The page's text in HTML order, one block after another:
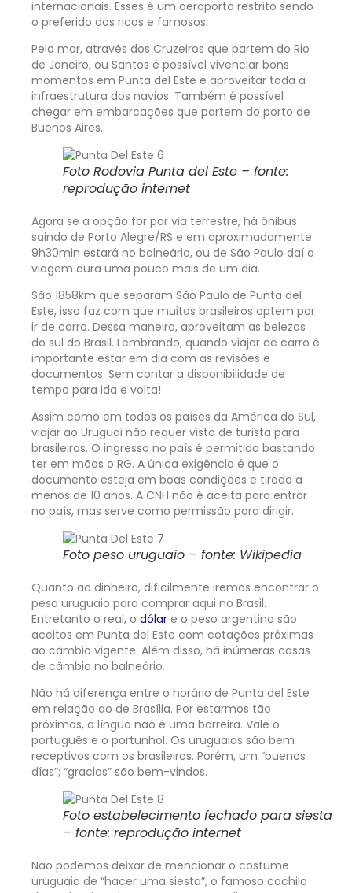
internacionais. Esses é um aeroporto restrito sendo
o preferido dos ricos e famosos.
Pelo mar, através dos Cruzeiros que partem do Rio
de Janeiro, ou Santos é possível vivenciar bons
momentos em Punta del Este e aproveitar toda a
infraestrutura dos navios. Também é possível
chegar em embarcações que partem do porto de
Buenos Aires.
Foto Rodovia Punta del Este – fonte:
reprodução internet
Agora se a opção for por via terrestre, há ônibus
saindo de Porto Alegre/RS e em aproximadamente
9h30min estará no balneário, ou de São Paulo daí a
viagem dura uma pouco mais de um dia.
São 1858km que separam São Paulo de Punta del
Este, isso faz com que muitos brasileiros optem por
ir de carro. Dessa maneira, aproveitam as belezas
do sul do Brasil. Lembrando, quando viajar de carro é
importante estar em dia com as revisões e
documentos. Sem contar a disponibilidade de
tempo para ida e volta!
Assim como em todos os países da América do Sul,
viajar ao Uruguai não requer visto de turista para
brasileiros. O ingresso no país é permitido bastando
ter em mãos o RG. A única exigência é que o
documento esteja em boas condições e tirado a
menos de 10 anos. A CNH não é aceita para entrar
no país, mas serve como permissão para dirigir.
Foto peso uruguaio – fonte: Wikipedia
Quanto ao dinheiro, dificilmente iremos encontrar o
peso uruguaio para comprar aqui no Brasil.
Entretanto o real, o dólar e o peso argentino são
aceitos em Punta del Este com cotações próximas
ao câmbio vigente. Além disso, há inúmeras casas
de câmbio no balneário.
Não há diferença entre o horário de Punta del Este
em relação ao de Brasília. Por estarmos tão
próximos, a língua não é uma barreira. Vale o
português e o portunhol. Os uruguaios são bem
receptivos com os brasileiros. Porém, um “buenos
días”; “gracias” são bem-vindos.
Foto estabelecimento fechado para siesta
– fonte: reprodução internet
Não podemos deixar de mencionar o costume
uruguaio de “hacer uma siesta”, o famoso cochilo